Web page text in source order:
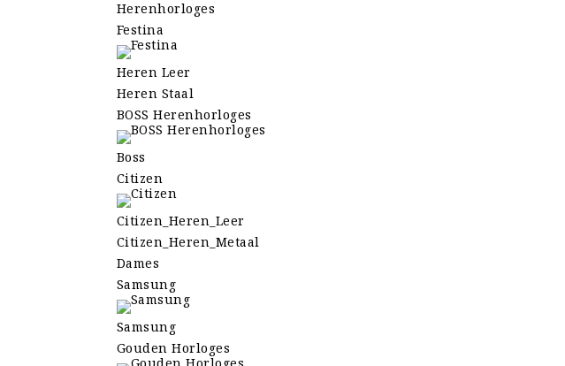
Herenhorloges
Festina
Heren Leer
Heren Staal
BOSS Herenhorloges
Boss
Citizen
Citizen_Heren_Leer
Citizen_Heren_Metaal
Dames
Samsung
Samsung
Gouden Horloges